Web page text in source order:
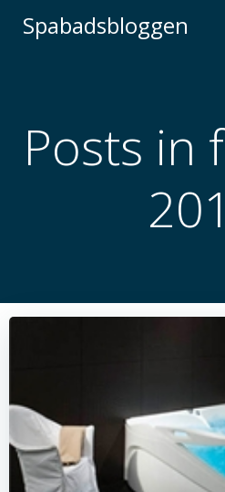
Spabadsbloggen
Posts in